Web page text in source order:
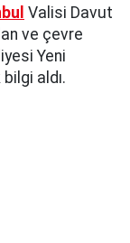
Valisi Davut
ve çevre
Yeni
aldı.